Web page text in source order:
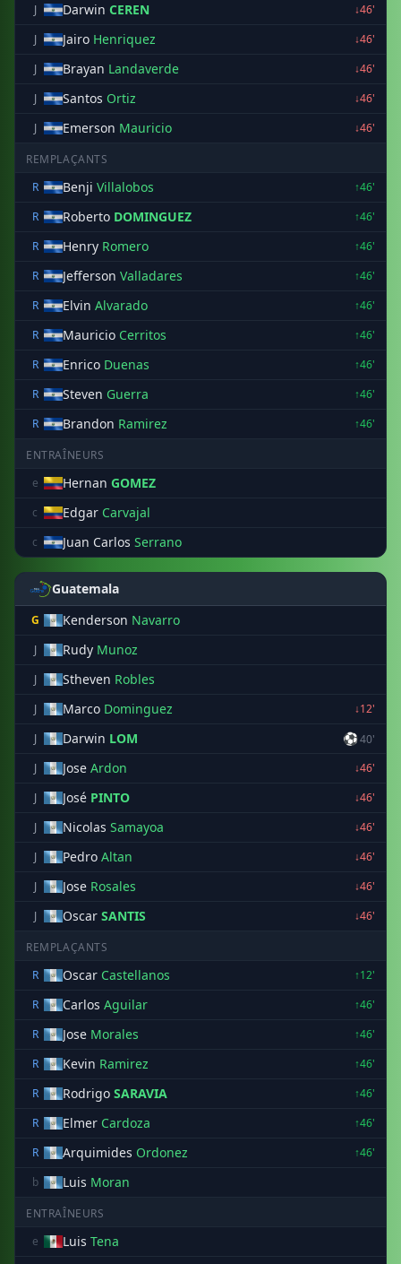
J
Darwin CEREN
↓46'
J
Jairo Henriquez
↓46'
J
Brayan Landaverde
↓46'
J
Santos Ortiz
↓46'
J
Emerson Mauricio ↓46'
REMPLAÇANTS
R
Benji Villalobos
↑46'
R
Roberto DOMINGUEZ
↑46'
R
Henry Romero
↑46'
R
Jefferson Valladares
↑46'
R
Elvin Alvarado
↑46'
R
Mauricio Cerritos
↑46'
R
Enrico Duenas
↑46'
R
Steven Guerra
↑46'
R
Brandon Ramirez ↑46'
ENTRAÎNEURS
e
Hernan GOMEZ
c Edgar Carvajal
c Juan Carlos Serrano
Guatemala
G Kenderson Navarro
J Rudy Munoz
J Stheven Robles
J Marco Dominguez
↓12'
J
Darwin LOM ⚽40'
J
Jose Ardon
↓46'
J
José PINTO
↓46'
J
Nicolas Samayoa
↓46'
J
Pedro Altan
↓46'
J
Jose Rosales
↓46'
J
Oscar SANTIS ↓46'
REMPLAÇANTS
R
Oscar Castellanos
↑12'
R
Carlos Aguilar
↑46'
R
Jose Morales
↑46'
R
Kevin Ramirez
↑46'
R
Rodrigo SARAVIA
↑46'
R
Elmer Cardoza
↑46'
R
Arquimides Ordonez
↑46'
b
Luis Moran
ENTRAÎNEURS
e
Luis Tena